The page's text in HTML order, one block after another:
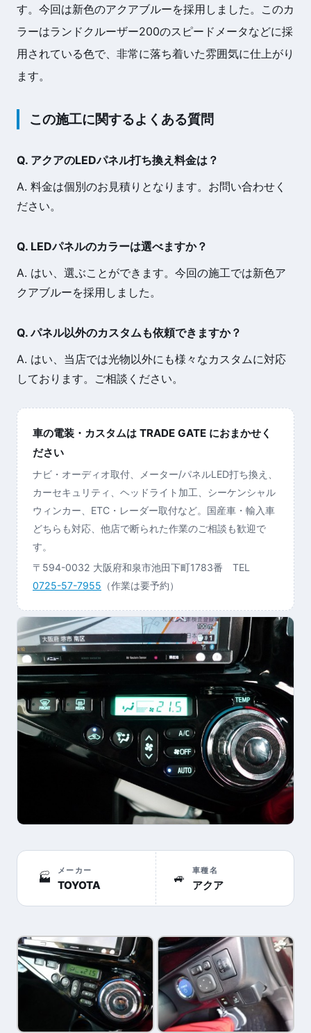
す。今回は新色のアクアブルーを採用しました。このカ
ラーはランドクルーザー200のスピードメータなどに採
用されている色で、非常に落ち着いた雰囲気に仕上がり
ます。
この施工に関するよくある質問
Q. アクアのLEDパネル打ち換え料金は？
A. 料金は個別のお見積りとなります。お問い合わせく
ださい。
Q. LEDパネルのカラーは選べますか？
A. はい、選ぶことができます。今回の施工では新色ア
クアブルーを採用しました。
Q. パネル以外のカスタムも依頼できますか？
A. はい、当店では光物以外にも様々なカスタムに対応
しております。ご相談ください。
車の電装・カスタムは TRADE GATE におまかせく
ださい
ナビ・オーディオ取付、メーター/パネルLED打ち換え、
カーセキュリティ、ヘッドライト加工、シーケンシャル
ウィンカー、ETC・レーダー取付など。国産車・輸入車
どちらも対応、他店で断られた作業のご相談も歓迎で
す。
〒594-0032 大阪府和泉市池田下町1783番 TEL
0725-57-7955 （作業は要予約）
🏭
メーカー
TOYOTA
🚙
車種名
アクア